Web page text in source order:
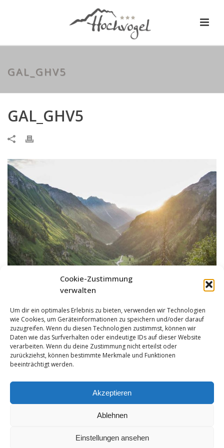
Cookie-Zustimmung
verwalten
Um dir ein optimales Erlebnis zu bieten, verwenden wir Technologien
wie Cookies, um Geräteinformationen zu speichern und/oder darauf
zuzugreifen. Wenn du diesen Technologien zustimmst, können wir
Daten wie das Surfverhalten oder eindeutige IDs auf dieser Website
verarbeiten. Wenn du deine Zustimmung nicht erteilst oder
zurückziehst, können bestimmte Merkmale und Funktionen
beeinträchtigt werden.
Akzeptieren
Ablehnen
Einstellungen ansehen
GAL_GHV5
GAL_GHV5